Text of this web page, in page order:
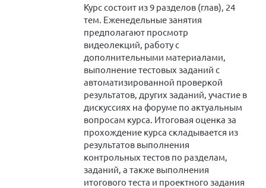
Курс состоит из 9 разделов (глав), 24
тем. Еженедельные занятия
предполагают просмотр
видеолекций, работу с
дополнительными материалами,
выполнение тестовых заданий с
автоматизированной проверкой
результатов, других заданий, участие в
дискуссиях на форуме по актуальным
вопросам курса. Итоговая оценка за
прохождение курса складывается из
результатов выполнения
контрольных тестов по разделам,
заданий, а также выполнения
итогового теста и проектного задания